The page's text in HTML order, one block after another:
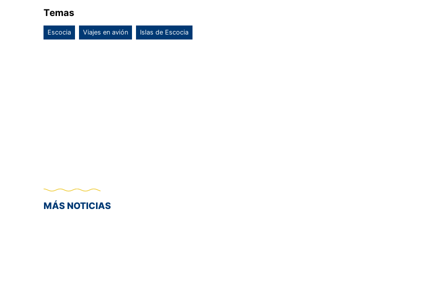
Temas
Escocia Viajes en avión Islas de Escocia
MÁS NOTICIAS